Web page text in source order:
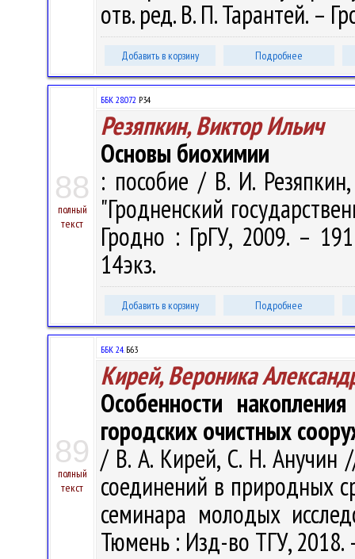
отв. ред. В. П. Тарантей. –
Добавить в корзину Подробнее
88
полный
текст
ББК 28.072 Р34
Резяпкин, Виктор Ильич
Основы биохимии
: пособие / В. И.
"Гродненский
Гродно : ГрГУ, 2009. –
14экз.
Добавить в корзину Подробнее
89
полный
текст
ББК 24.Б63
Кирей, Вероника
Особенности
городских очистных
/ В. А. Кирей, С. Н. Анучин
соединений в природных
семинара молодых
Тюмень : Изд-во ТГУ, 2018.